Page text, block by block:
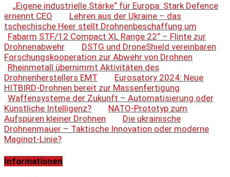
„Eigene industrielle Stärke“ für Europa: Stark Defence
ernennt CEO
Lehren aus der Ukraine – das
tschechische Heer stellt Drohnenbeschaffung um
Fabarm STF/12 Compact XL Range 22“ – Flinte zur
Drohnenabwehr
DSTG und DroneShield vereinbaren
Forschungskooperation zur Abwehr von Drohnen
Rheinmetall übernimmt Aktivitäten des
Drohnenherstellers EMT
Eurosatory 2024: Neue
HITBIRD-Drohnen bereit zur Massenfertigung
Waffensysteme der Zukunft – Automatisierung oder
Künstliche Intelligenz?
NATO-Prototyp zum
Aufspüren kleiner Drohnen
Die ukrainische
Drohnenmauer – Taktische Innovation oder moderne
Maginot-Linie?
Informationen